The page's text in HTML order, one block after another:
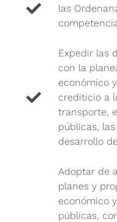
las
Expedir las
con la
económico
crediticio a
transporte,
públicas,
desarrollo
Adoptar de
planes y
económico
públicas,